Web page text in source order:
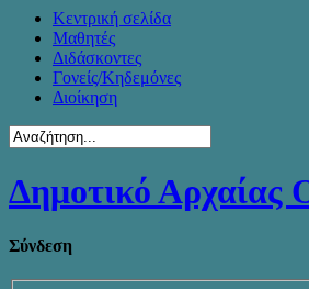
Κεντρική σελίδα
Μαθητές
Διδάσκοντες
Γονείς/Κηδεμόνες
Διοίκηση
Δημοτικό Αρχαίας
Σύνδεση